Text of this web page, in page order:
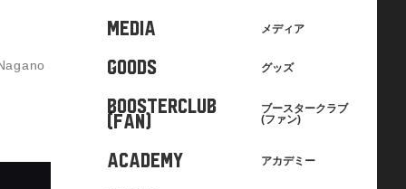
MEDIA メディア
GOODS グッズ
BOOSTERCLUB
(FAN)
ブースタークラブ
(ファン)
ACADEMY アカデミー